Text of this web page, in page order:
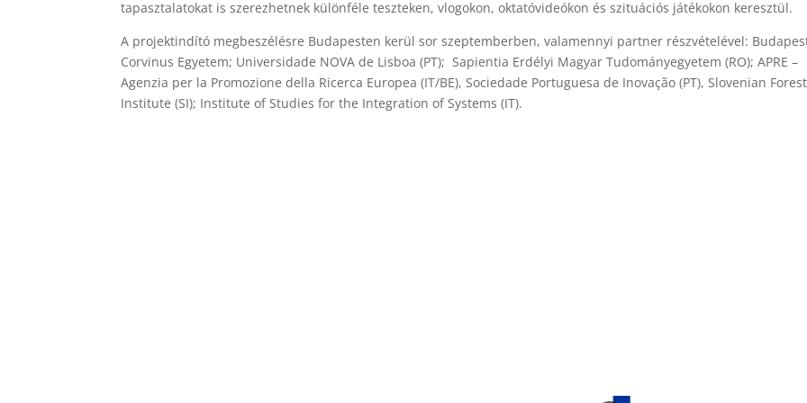
tapasztalatokat is szerezhetnek különféle teszteken, vlogokon, oktatóvideókon és szituációs játékokon keresztül.
A projektindító megbeszélésre Budapesten kerül sor szeptemberben, valamennyi partner részvételével:
Corvinus Egyetem; Universidade NOVA de Lisboa (PT); Sapientia Erdélyi Magyar Tudományegyetem (RO); APRE –
Agenzia per la Promozione della Ricerca Europea (IT/BE), Sociedade Portuguesa de Inovação (PT), Slovenian
Institute (SI); Institute of Studies for the Integration of Systems (IT).